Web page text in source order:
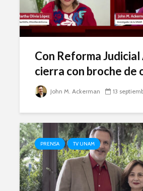
Con Reforma
cierra con broche de
John M. Ackerman 13
PRENSA TV UNAM